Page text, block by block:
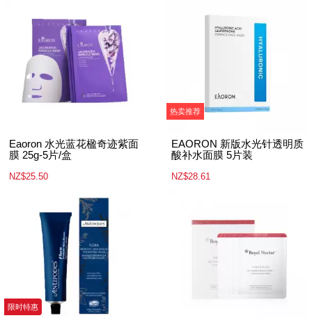
Eaoron 水光蓝花楹奇迹紫面
膜 25g-5片/盒
NZ$25.50
热卖推荐
EAORON 新版水光针透明质
酸补水面膜 5片装
NZ$28.61
限时特惠